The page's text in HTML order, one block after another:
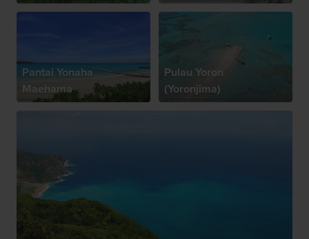
Pantai Yonaha
Maehama
Pulau Yoron
(Yoronjima)